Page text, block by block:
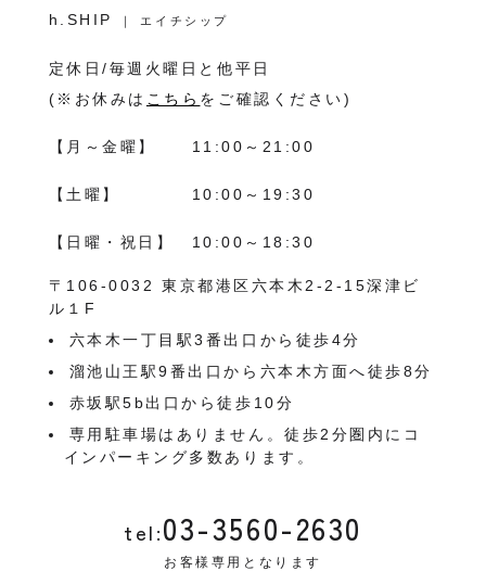
h.SHIP ｜ エイチシップ
定休日/毎週火曜日と他平日
(※お休みは こちら をご確認ください)
【月～金曜】 11:00～21:00
【土曜】 10:00～19:30
【日曜・祝日】 10:00～18:30
〒106-0032 東京都港区六本木2-2-15深津ビ
ル１F
六本木一丁目駅3番出口から徒歩4分
溜池山王駅9番出口から六本木方面へ徒歩8分
赤坂駅5b出口から徒歩10分
専用駐車場はありません。徒歩2分圏内にコ
インパーキング多数あります。
tel:03-3560-2630
お客様専用となります